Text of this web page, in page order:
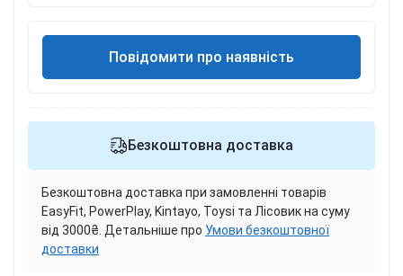
Повідомити про наявність
Безкоштовна доставка
Безкоштовна доставка при замовленні товарів
EasyFit, PowerPlay, Kintayo, Toysi та Лісовик на суму
від 3000₴. Детальніше про Умови безкоштовної
доставки